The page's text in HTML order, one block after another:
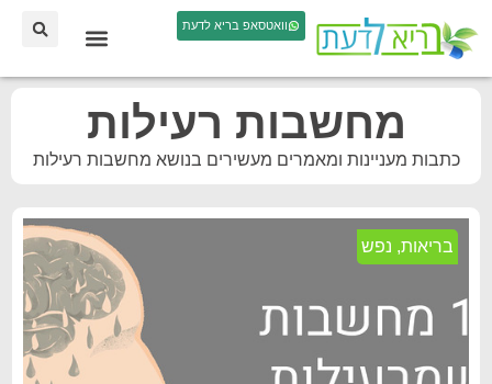
וואטסאפ בריא לדעת
מחשבות רעילות
כתבות מעניינות ומאמרים מעשירים בנושא מחשבות רעילות
בריאות, נפש